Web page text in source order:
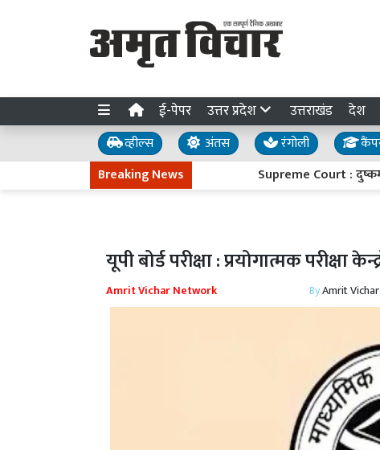
ई-पेपर उत्तर प्रदेश उत्तराखंड देश
व्हील्स अंतस रंगोली
Breaking News
Supreme Court : दुष्कर्म
यूपी बोर्ड परीक्षा : प्रयोगात्मक परीक्षा
Amrit Vichar Network ByAmrit Vichar